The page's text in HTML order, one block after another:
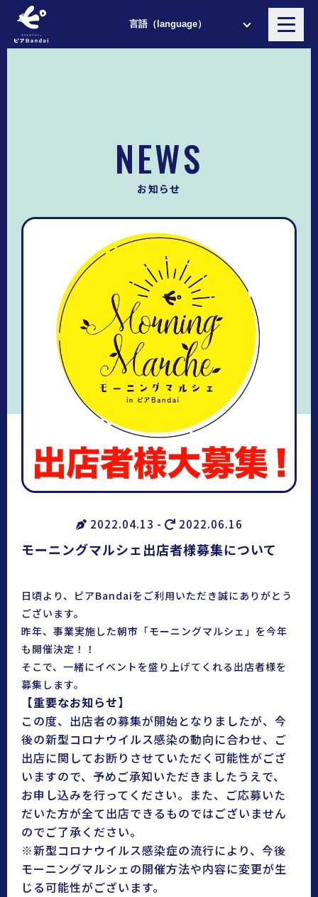
NEWS
お知らせ
2022.04.13 - 2022.06.16
モーニングマルシェ出店者様募集について
日頃より、ピアBandaiをご利用いただき誠にありがとう
ございます。
昨年、事業実施した朝市「モーニングマルシェ」を今年
も開催決定！！
そこで、一緒にイベントを盛り上げてくれる出店者様を
募集します。
【重要なお知らせ】
この度、出店者の募集が開始となりましたが、今
後の新型コロナウイルス感染の動向に合わせ、ご
出店に関してお断りさせていただく可能性がござ
いますので、予めご承知いただきましたうえで、
お申し込みを行ってください。 また、ご応募いた
だいた方が全て出店できるものではございません
のでご了承ください。
※新型コロナウイルス感染症の流行により、今後
モーニングマルシェの開催方法や内容に変更が生
じる可能性がございます。